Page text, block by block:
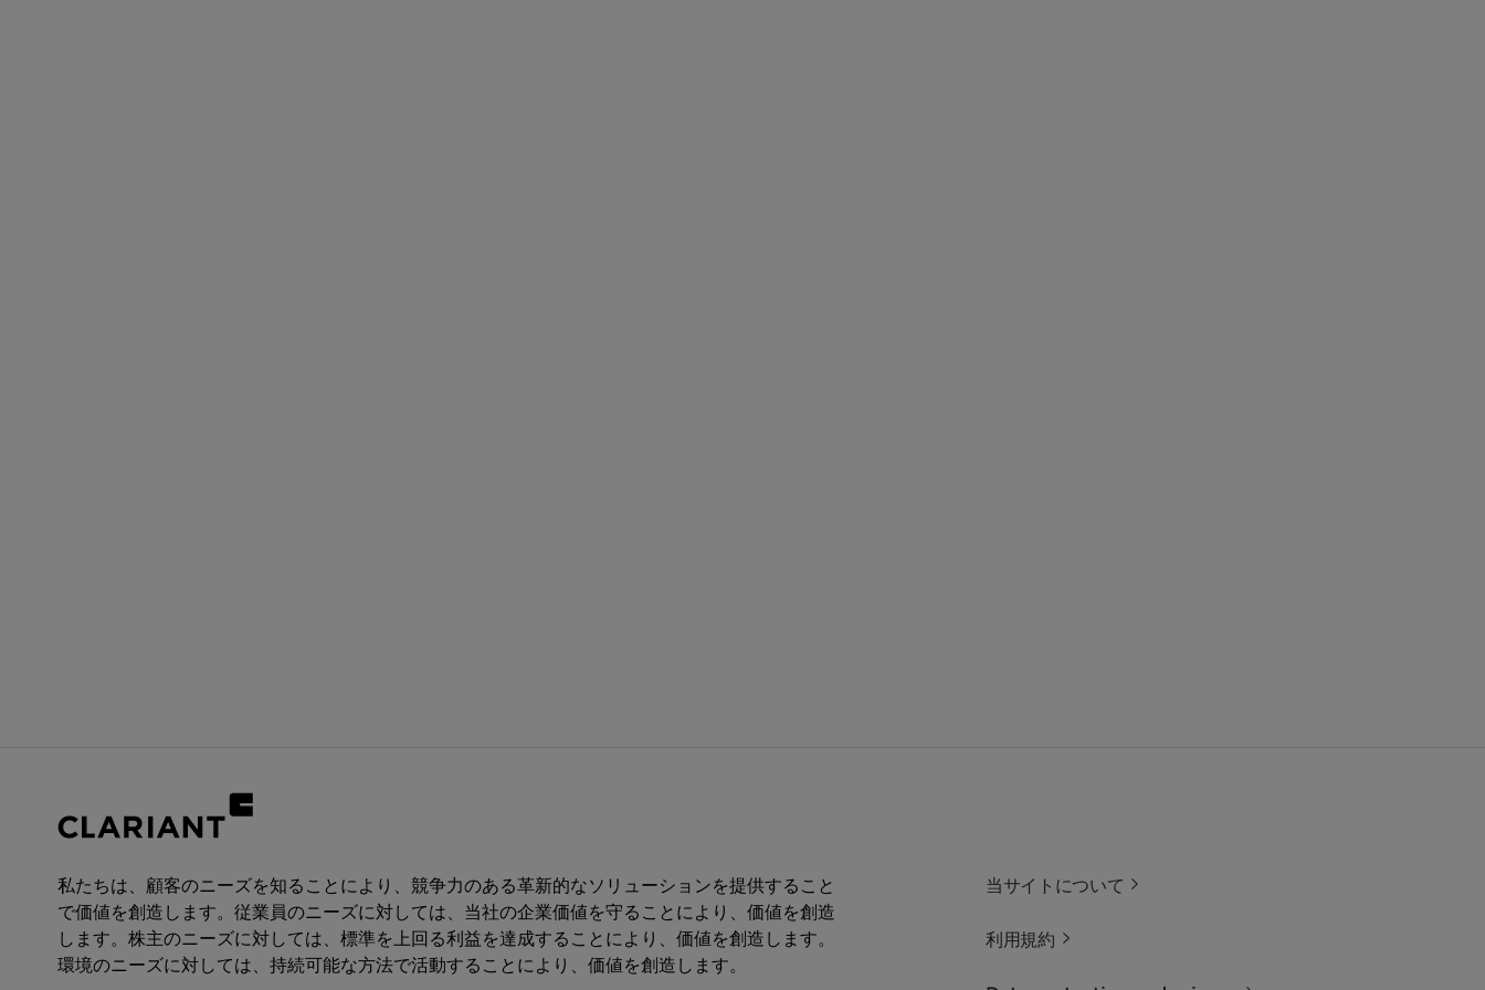
私たちは、顧客のニーズを知ることにより、競争力のある革新的なソリューションを提供すること
で価値を創造します。従業員のニーズに対しては、当社の企業価値を守ることにより、価値を創造
します。株主のニーズに対しては、標準を上回る利益を達成することにより、価値を創造します。
環境のニーズに対しては、持続可能な方法で活動することにより、価値を創造します。
当サイトについて
利用規約